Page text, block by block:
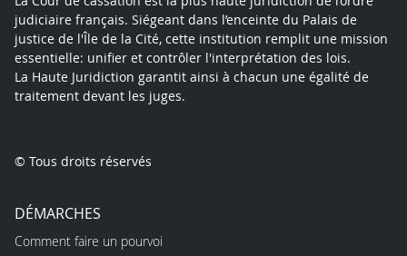
judiciaire français. Siégeant dans l’enceinte du Palais de
justice de l'Île de la Cité, cette institution remplit une mission
essentielle: unifier et contrôler l'interprétation des lois.
La Haute Juridiction garantit ainsi à chacun une égalité de
traitement devant les juges.
© Tous droits réservés
DÉMARCHES
Comment faire un pourvoi